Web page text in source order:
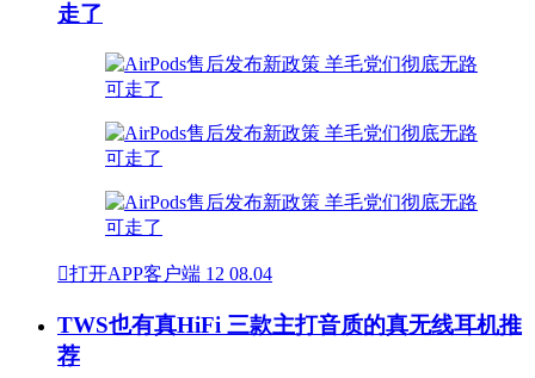
走了
打开APP客户端 12 08.04
TWS也有真HiFi 三款主打音质的真无线耳机推
荐